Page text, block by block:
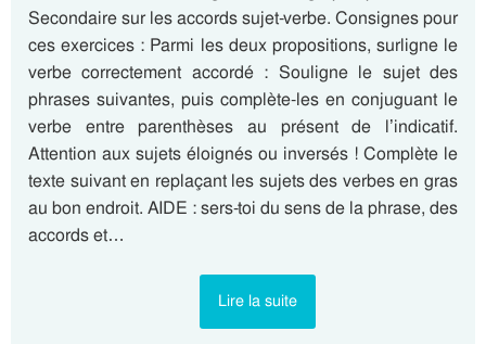
Secondaire sur les accords sujet-verbe. Consignes pour
ces exercices : Parmi les deux propositions, surligne le
verbe correctement accordé : Souligne le sujet des
phrases suivantes, puis complète-les en conjuguant le
verbe entre parenthèses au présent de l’indicatif.
Attention aux sujets éloignés ou inversés ! Complète le
texte suivant en replaçant les sujets des verbes en gras
au bon endroit. AIDE : sers-toi du sens de la phrase, des
accords et…
Lire la suite